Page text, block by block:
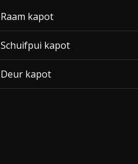
Raam kapot
Schuifpui kapot
Deur kapot